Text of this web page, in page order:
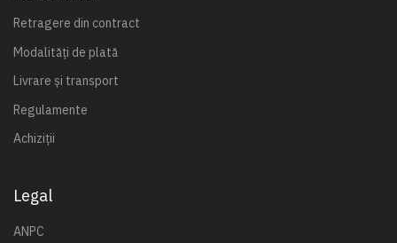
Retragere din contract
Modalități de plată
Livrare și transport
Regulamente
Achiziții
Legal
ANPC